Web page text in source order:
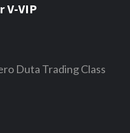
V-VIP
Duta Trading Class